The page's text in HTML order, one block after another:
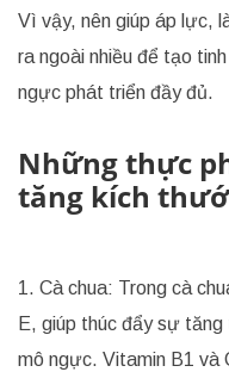
Vì vậy, nên giúp áp lực,
ra ngoài nhiều để tạo
ngực phát triển đầy đủ.
Những thực
tăng kích
1. Cà chua: Trong cà
E, giúp thúc đẩy sự
mô ngực. Vitamin B1 và